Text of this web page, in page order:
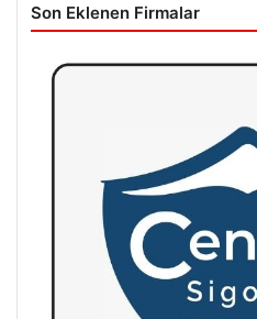
Son Eklenen Firmalar